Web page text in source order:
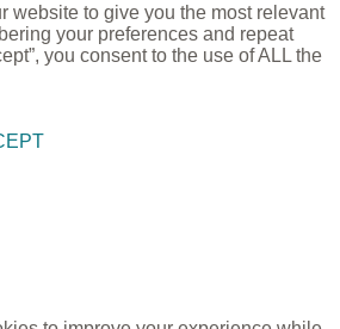
website to give you the most relevant
your preferences and repeat
you consent to the use of ALL the